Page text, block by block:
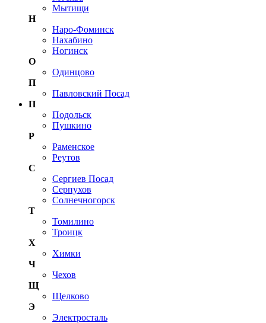
Мытищи
Н
Наро-Фоминск
Нахабино
Ногинск
О
Одинцово
П
Павловский Посад
П
Подольск
Пушкино
Р
Раменское
Реутов
С
Сергиев Посад
Серпухов
Солнечногорск
Т
Томилино
Троицк
Х
Химки
Ч
Чехов
Щ
Щелково
Э
Электросталь